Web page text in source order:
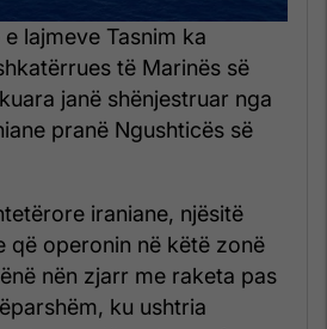
lajmeve Tasnim ka
të Marinës së
janë shënjestruar nga
pranë Ngushticës së
iraniane, njësitë
që operonin në këtë zonë
nën zjarr me raketa pas
ku ushtria